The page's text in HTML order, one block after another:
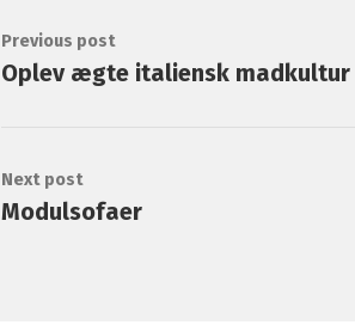
Previous post
Oplev ægte italiensk madkultur
Next post
Modulsofaer